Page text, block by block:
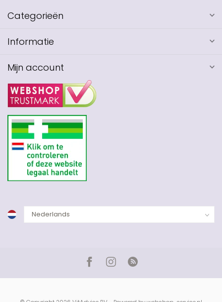
Categorieën
Informatie
Mijn account